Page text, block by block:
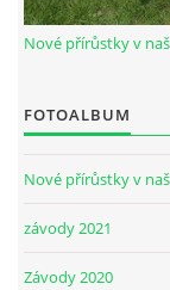
Nové přírůstky v
FOTOALBUM
Nové přírůstky v
závody 2021
Závody 2020